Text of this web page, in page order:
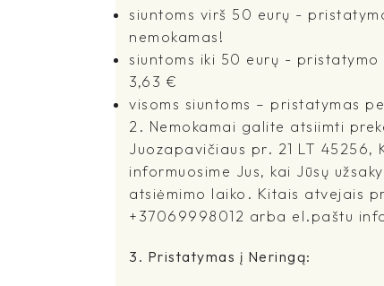
siuntoms virš 50 eurų -
nemokamas!
siuntoms iki 50 eurų -
3,63 €
visoms siuntoms – pristatymas
2. Nemokamai galite atsiimti
Juozapavičiaus pr. 21 LT 45256,
informuosime Jus, kai Jūsų
atsiėmimo laiko. Kitais atvejais
+37069998012 arba el.paštu
3. Pristatymas į Neringą: